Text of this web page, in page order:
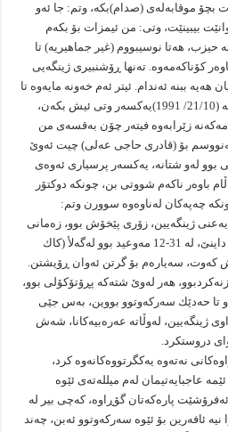
بچۆ موقابه‌له‌ى (صدام)بكه‌، وتم: جا ئه‌و
بیبینێت، وتى: من ئیمزات بۆ بكه‌م
حیزب، هه‌تا نوسیبووم (غیر جماهیریه‌) تا
كۆناكه‌مه‌وه‌. ته‌نها ڕۆشنبیرى ژینگه‌یى
هه‌یه‌ ببنه‌ ئه‌ندام. ئیتر ئه‌م خه‌ونه‌ مایه‌وه‌ تا
موقابه‌له‌ى (مام جه‌لال)مان كرد له‌ (21/10/ 1991)یه‌كسه‌ر وتى ئیش بكه‌ن،
زێرابه‌وه‌ فیته‌ر چۆن به‌قسه‌ى من
بۆ (قادرى حاجى عه‌لى) چیت ئه‌وێ
بوو له‌و شتانه‌، یه‌كسه‌ر پرسیارى ئه‌وه‌ى
باوه‌ر ناكه‌م شووتى بن، چونكه‌ دوكتۆر
چه‌په‌كان له‌ناوه‌وه‌ سوورن وتم:
ژینگه‌یین، زۆرى پێخۆش بوو، زه‌مانى
به‌ره‌ى كوردستانى گرێنتى ئیشى داینێ، له‌ 31-12 مه‌وعید بوو له‌گه‌لأ (كاك
كه‌وت، سه‌یاره‌م بۆ گرتن ئه‌وان ڕۆیشتن.
هه‌ر له‌وێ شته‌كه‌ پڕۆتۆكۆلى بوو،
تا حه‌دێك سه‌ركه‌وتوو بووین، به‌س جێى
ژینگه‌یین، له‌وڵاته‌ عه‌ره‌بیه‌كانا، شه‌ش
دروستكرد.
نه‌ته‌وه‌ یه‌كگرتووه‌كانه‌وه‌ كرد،
عاجبایه‌تیمان له‌م میلله‌ته‌ى ئێوه‌
پاره‌كه‌تان گۆڕاوه‌، كه‌چى بیر له‌
نیه‌ ئافه‌رین بۆ ئێوه‌ سه‌ركه‌وتوو ئه‌بن، چه‌ند